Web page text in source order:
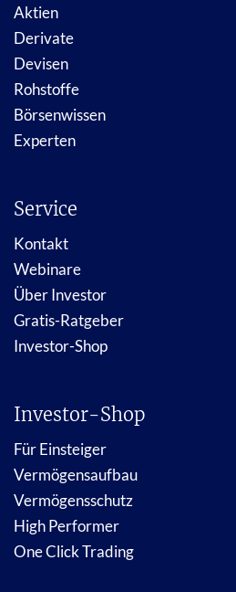
Aktien
Derivate
Devisen
Rohstoffe
Börsenwissen
Experten
Service
Kontakt
Webinare
Über Investor
Gratis-Ratgeber
Investor-Shop
Investor-Shop
Für Einsteiger
Vermögensaufbau
Vermögensschutz
High Performer
One Click Trading